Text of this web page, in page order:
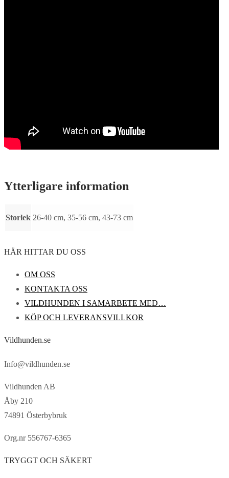
Ytterligare information
Storlek 26-40 cm, 35-56 cm, 43-73 cm
HÄR HITTAR DU OSS
OM OSS
KONTAKTA OSS
VILDHUNDEN I SAMARBETE MED…
KÖP OCH LEVERANSVILLKOR
Vildhunden.se
Info@vildhunden.se
Vildhunden AB
Åby 210
74891 Österbybruk
Org.nr 556767-6365
TRYGGT OCH SÄKERT